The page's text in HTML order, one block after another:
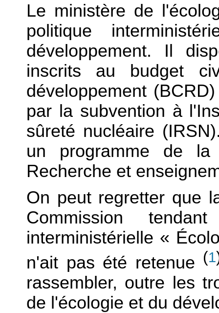
Le ministère de
politique
développement. Il
inscrits au budget
développement
par la subvention à
sûreté nucléaire
un programme de la
Recherche et
On peut regretter que
Commission
interministérielle «
n'ait pas été retenue (1
rassembler, outre les
de l'écologie et du